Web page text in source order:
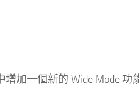
加一個新的 Wide Mode